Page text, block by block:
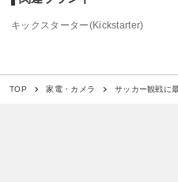
キックスターター(Kickstarter)
TOP 家電・カメラ サッカー観戦に